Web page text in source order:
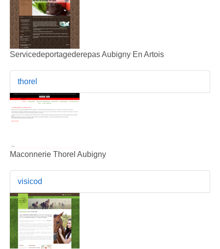
Servicedeportagederepas Aubigny En Artois
thorel
Maconnerie Thorel Aubigny
visicod